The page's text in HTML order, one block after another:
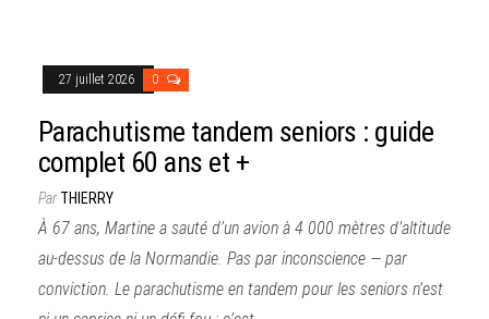
27 juillet 2026 0
Parachutisme tandem seniors : guide
complet 60 ans et +
ParTHIERRY
À 67 ans, Martine a sauté d’un avion à 4 000 mètres d’altitude
au-dessus de la Normandie. Pas par inconscience — par
conviction. Le parachutisme en tandem pour les seniors n’est